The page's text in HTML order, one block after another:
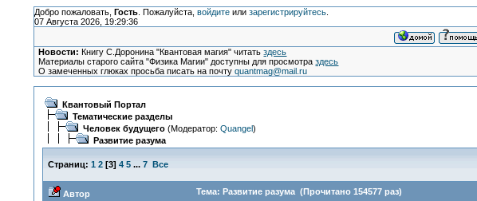
Добро пожаловать, Гость. Пожалуйста, войдитеили зарегистрируйтесь.
07 Августа 2026, 19:29:36
Новости: Книгу С.Доронина "Квантовая магия" читатьздесь
Материалы старого сайта "Физика Магии" доступны для просмотраздесь
О замеченных глюках просьба писать на почтуquantmag@mail.ru
Квантовый Портал
Тематические разделы
Человек будущего(Модератор: Quangel)
Развитие разума
Страниц: 1 2[3] 4 5 ... 7 Все
Автор Тема: Развитие разума (Прочитано 154577 раз)